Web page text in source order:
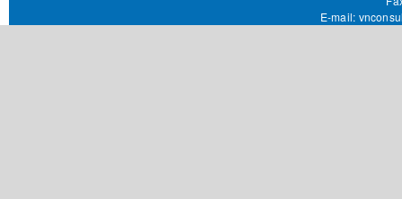
E-mail: